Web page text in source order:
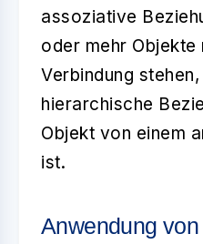
assoziative
oder mehr Objekte
Verbindung
hierarchische
Objekt von einem
ist.
Anwendung von